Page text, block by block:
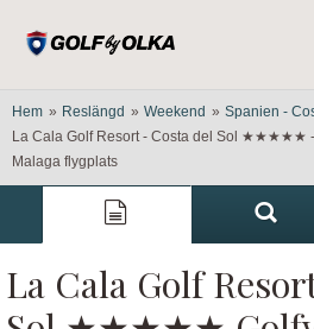
Hem » Reslängd » Weekend » Spanien -
La Cala Golf Resort - Costa del Sol ★★★★★ -
Malaga flygplats
La Cala Golf